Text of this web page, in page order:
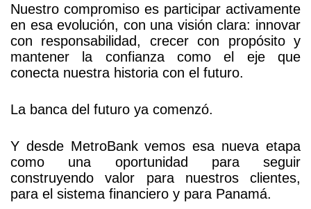
Nuestro compromiso es participar activamente
en esa evolución, con una visión clara: innovar
con responsabilidad, crecer con propósito y
mantener la confianza como el eje que
conecta nuestra historia con el futuro.
La banca del futuro ya comenzó.
Y desde MetroBank vemos esa nueva etapa
como una oportunidad para seguir
construyendo valor para nuestros clientes,
para el sistema financiero y para Panamá.